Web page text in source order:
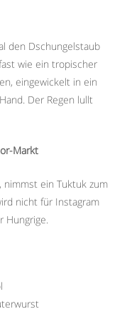
den Dschungelstaub
wie ein tropischer
eingewickelt in ein
Der Regen lullt
Markt
nimmst ein Tuktuk zum
nicht für Instagram
Hungrige.